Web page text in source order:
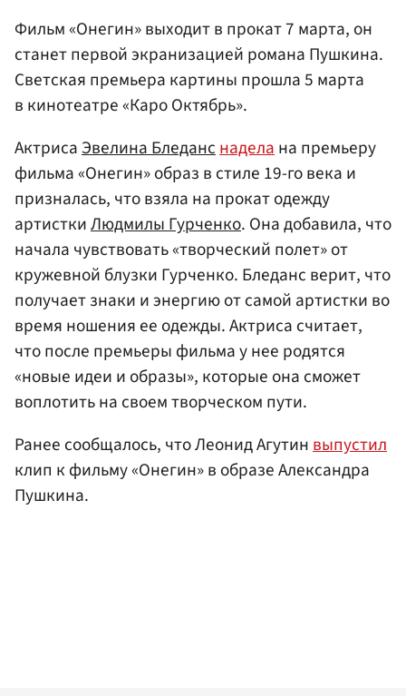
Фильм «Онегин» выходит в прокат 7 марта, он
станет первой экранизацией романа Пушкина.
Светская премьера картины прошла 5 марта
в кинотеатре «Каро Октябрь».
АктрисаЭвелина Бледанснаделана премьеру
фильма «Онегин» образ в стиле 19-го века и
призналась, что взяла на прокат одежду
артисткиЛюдмилы Гурченко. Она добавила, что
начала чувствовать «творческий полет» от
кружевной блузки Гурченко. Бледанс верит, что
получает знаки и энергию от самой артистки во
время ношения ее одежды. Актриса считает,
что после премьеры фильма у нее родятся
«новые идеи и образы», которые она сможет
воплотить на своем творческом пути.
Ранее сообщалось, что Леонид Агутинвыпустил
клип к фильму «Онегин» в образе Александра
Пушкина.